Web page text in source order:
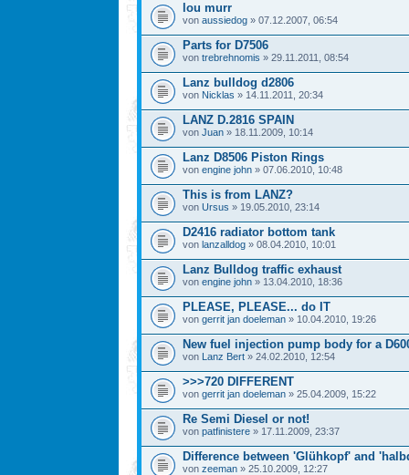
lou murr
von aussiedog » 07.12.2007, 06:54
Parts for D7506
von trebrehnomis » 29.11.2011, 08:54
Lanz bulldog d2806
von Nicklas » 14.11.2011, 20:34
LANZ D.2816 SPAIN
von Juan » 18.11.2009, 10:14
Lanz D8506 Piston Rings
von engine john » 07.06.2010, 10:48
This is from LANZ?
von Ursus » 19.05.2010, 23:14
D2416 radiator bottom tank
von lanzalldog » 08.04.2010, 10:01
Lanz Bulldog traffic exhaust
von engine john » 13.04.2010, 18:36
PLEASE, PLEASE... do IT
von gerrit jan doeleman » 10.04.2010, 19:26
New fuel injection pump body for a
von Lanz Bert » 24.02.2010, 12:54
>>>720 DIFFERENT
von gerrit jan doeleman » 25.04.2009, 15:22
Re Semi Diesel or not!
von patfinistere » 17.11.2009, 23:37
Difference between 'Glühkopf' and
von zeeman » 25.10.2009, 12:27